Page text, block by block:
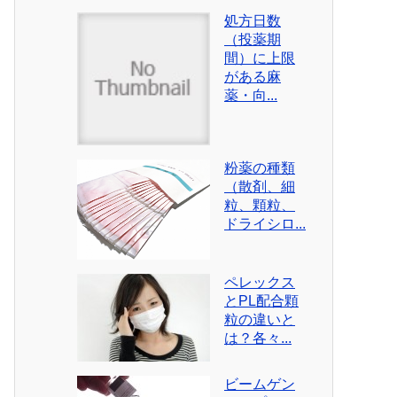
処方日数
（投薬期
間）に上限
がある麻
薬・向...
粉薬の種類
（散剤、細
粒、顆粒、
ドライシロ...
ペレックス
とPL配合顆
粒の違いと
は？各々...
ビームゲン